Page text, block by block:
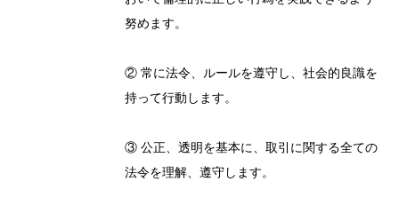
努めます。
② 常に法令、ルールを遵守し、社会的良識を
持って行動します。
③ 公正、透明を基本に、取引に関する全ての
法令を理解、遵守します。